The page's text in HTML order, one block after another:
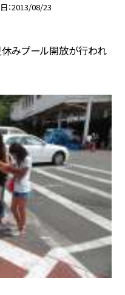
2013/08/23
休みプール開放が行われ